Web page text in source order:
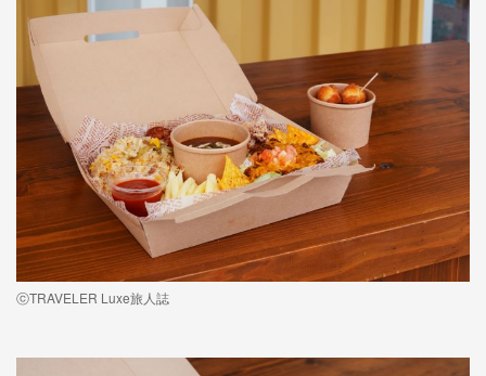
ⓒTRAVELER Luxe旅人誌